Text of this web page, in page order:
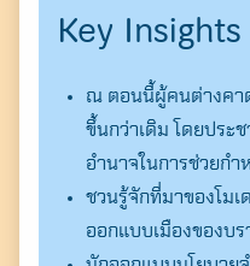
Key Insights
ณ ตอนนี้ผู้คนต่างคา
ขึ้นกว่าเดิม โดยประ
อำนาจในการช่วยก
ชวนรู้จักที่มาของโมเ
ออกแบบเมืองของบร